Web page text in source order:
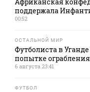
поддержала
00:52
ОСТАЛЬНОЙ МИР
Футболиста в
попытке ограбления
6 августа 23:41
ФУТБОЛ